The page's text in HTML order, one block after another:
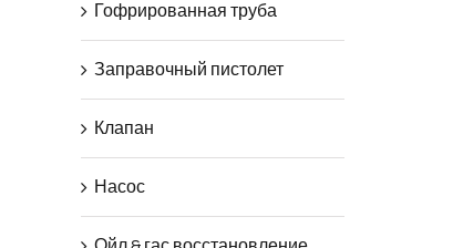
Гофрированная труба
Заправочный пистолет
Клапан
Насос